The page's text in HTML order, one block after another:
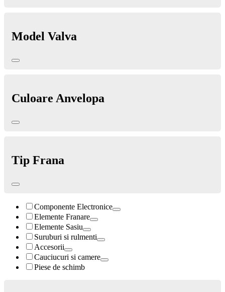
Model Valva
Culoare Anvelopa
Tip Frana
Componente Electronice
Elemente Franare
Elemente Sasiu
Suruburi si rulmenti
Accesorii
Cauciucuri si camere
Piese de schimb